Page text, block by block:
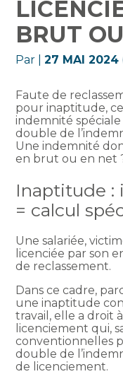
BRUT
Par |27 MAI 2024
Faute de
pour inaptitude,
indemnité
double de
Une indemnité
en brut ou en net
Inaptitude :
= calcul
Une salariée,
licenciée par son
de reclassement.
Dans ce cadre,
une inaptitude
travail, elle a droit
licenciement qui,
conventionnelles
double de
de licenciement.